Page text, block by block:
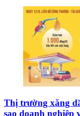
Thị trường xăng
sao doanh nghiệp